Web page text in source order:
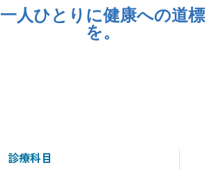
一人ひとりに健康への道標
を。
診療科目